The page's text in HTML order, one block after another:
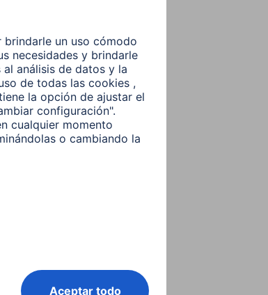
que
buscas?
entre todos
nuestros
productos